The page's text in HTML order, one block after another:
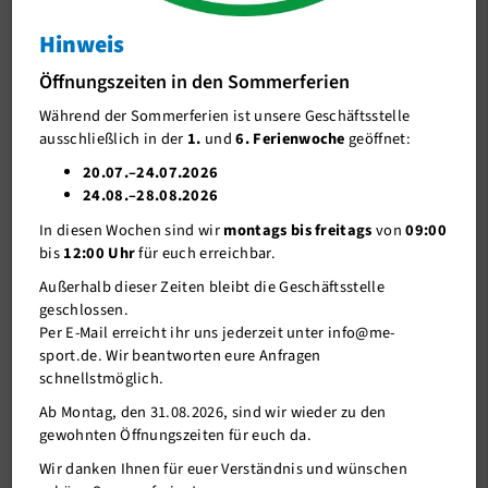
Aktionstag gesund und fit
8 Kurse a 45 min in 2 Kursräumen
02.11.2018
Freue Dich auf acht verschiedene Kursformate zum Thema
10-14 Uhr als Deinen Sporttag ein.
Zeiten
Kursraum 1
Kursraum 2
10:15 - 11:00
Uhr
faszial
11:15 -12:00
Spinning (bitte anmelden)
12:15 -13:00
Langhantel Workout (bitte
anmelden)
J-Team
Stellenangebote
Förderverein me-sport e.V.
Mitgliederservice
Verantwortung
Hinweis
Öffnungszeiten in den Sommerferien
Während der Sommerferien ist unsere Geschäftsstelle
ausschließlich in der 1. und6. Ferienwochegeöffnet:
20.07.–24.07.2026
24.08.–28.08.2026
In diesen Wochen sind wirmontags bis freitagsvon09:00
bis12:00 Uhrfür euch erreichbar.
Außerhalb dieser Zeiten bleibt die Geschäftsstelle
geschlossen.
Per E-Mail erreicht ihr uns jederzeit unter info@me-
sport.de. Wir beantworten eure Anfragen
schnellstmöglich.
Ab Montag, den 31.08.2026, sind wir wieder zu den
gewohnten Öffnungszeiten für euch da.
Wir danken Ihnen für euer Verständnis und wünschen